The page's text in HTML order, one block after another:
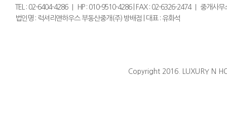
TEL : 02-6404-4286 ｜ HP : 010-9510-4286 | FAX : 02-6326-2474 ｜ 중개
법인명 : 럭셔리앤하우스 부동산중개(주) 방배점 | 대표 : 유화석
Copyright 2016. LUXURY N